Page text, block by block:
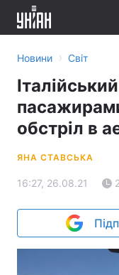
Новини › Світ
обстріл в
ЯНА СТАВСЬКА
16:27, 26.08.21